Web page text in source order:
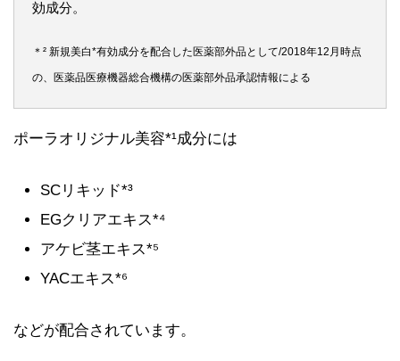
効成分。
＊² 新規美白*有効成分を配合した医薬部外品として/2018年12月時点
の、医薬品医療機器総合機構の医薬部外品承認情報による
ポーラオリジナル美容*¹成分には
SCリキッド*³
EGクリアエキス*⁴
アケビ茎エキス*⁵
YACエキス*⁶
などが配合されています。